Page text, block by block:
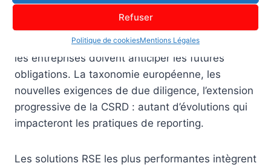
Refuser
Politique de cookiesMentions Légales
technologiques
Le paysage réglementaire évolue rapidement et
les entreprises doivent anticiper les futures
obligations. La taxonomie européenne, les
nouvelles exigences de due diligence, l’extension
progressive de la CSRD : autant d’évolutions qui
impacteront les pratiques de reporting.
Les solutions RSE les plus performantes intègrent